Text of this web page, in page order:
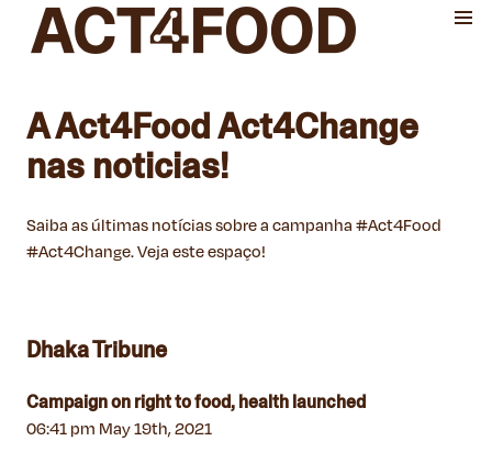
A Act4Food Act4Change
nas noticias!
Saiba as últimas notícias sobre a campanha #Act4Food
#Act4Change. Veja este espaço!
Dhaka Tribune
Campaign on right to food, health launched
06:41 pm May 19th, 2021